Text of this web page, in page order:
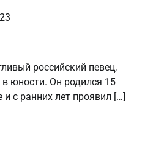
российский певец,
юности. Он родился 15
с ранних лет проявил […]